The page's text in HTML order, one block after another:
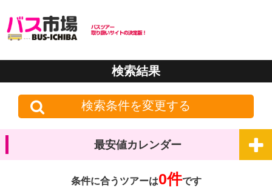
検索結果
検索条件を変更する
最安値カレンダー
条件に合うツアーは0件です